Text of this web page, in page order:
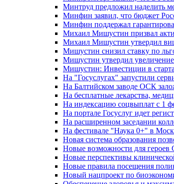
Минтруд предложил наделить
Минфин заявил, что бюджет
Минфин поддержал
Михаил Мишустин призвал
Михаил Мишустин утвердил
Мишустин снизил ставку по
Мишустин утвердил
Мишустин: Инвестиции в
На "Госуслугах" запустили
На Балтийском заводе ОСК
На бесплатные лекарства,
На индексацию соцвыплат с 1
На портале Госуслуг идет
На расширенном заседании
На фестивале "Наука 0+" в
Новая система образования
Новые возможности для
Новые перспективы
Новые правила посещения
Новый нацпроект по